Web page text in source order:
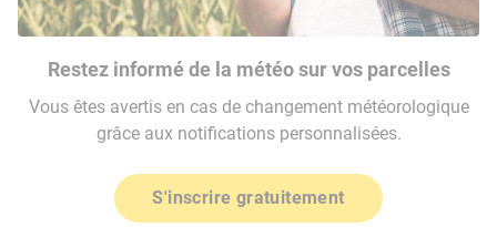
Restez informé de la météo sur vos parcelles
Vous êtes avertis en cas de changement météorologique
grâce aux notifications personnalisées.
S'inscrire gratuitement